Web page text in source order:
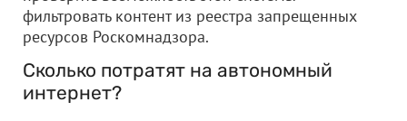
фильтровать контент из реестра запрещенных
ресурсов Роскомнадзора.
Сколько потратят на автономный
интернет?